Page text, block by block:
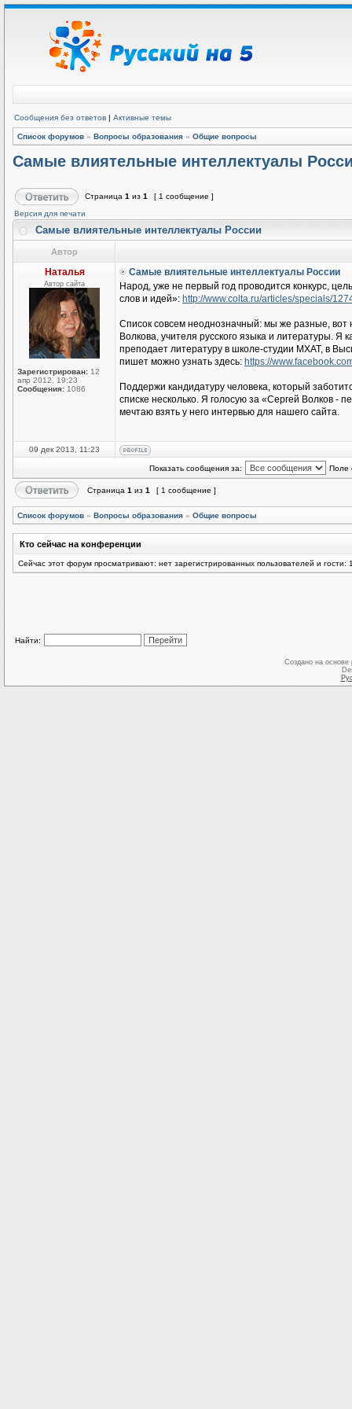
Сообщения без ответов | Активные темы
Список форумов » Вопросы образования » Общие вопросы
Самые влиятельные интеллектуалы
Страница 1 из 1
[ 1 сообщение ]
Версия для печати
Самые влиятельные интеллектуалы России
Автор
Наталья
Автор сайта
Зарегистрирован: 12
апр 2012, 19:23
Сообщения: 1086
Самые влиятельные интеллектуалы России
Народ, уже не первый год проводится конкурс,
слов и идей»: http://www.colta.ru/articles/specials/
Список совсем неоднозначный: мы же разные, вот
Волкова, учителя русского языка и литературы.
преподает литературу в школе-студии МХАТ, в
пишет можно узнать здесь: https://
Поддержи кандидатуру человека, который
списке несколько. Я голосую за «Сергей Волков -
мечтаю взять у него интервью для нашего сайта.
09 дек 2013, 11:23
Показать сообщения за: Поле
Страница 1 из 1 [ 1 сообщение ]
Список форумов » Вопросы образования » Общие вопросы
Кто сейчас на конференции
Сейчас этот форум просматривают: нет зарегистрированных пользователей и гости:
Найти:
Создано на основе